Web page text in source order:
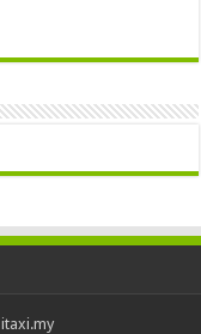
itaxi.my